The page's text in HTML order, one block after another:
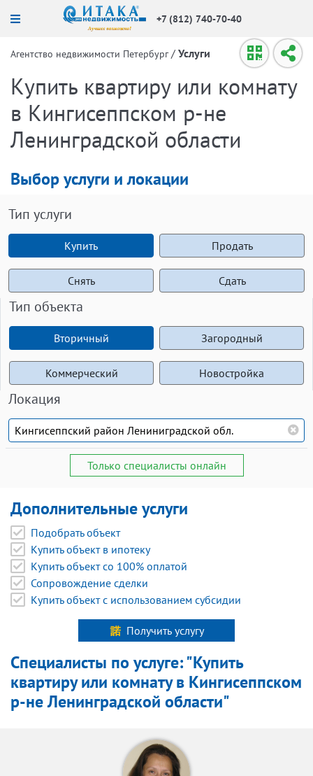
+7 (812) 740-70-40
Агентство недвижимости Петербург / Услуги
Купить квартиру или комнату
в Кингисеппском р-не
Ленинградской области
Выбор услуги и локации
Тип услуги
Купить Продать
Снять Сдать
Тип объекта
Вторичный Загородный
Коммерческий Новостройка
Локация
Только специалисты онлайн
Дополнительные услуги
Подобрать объект
Купить объект в ипотеку
Купить объект со 100% оплатой
Сопровождение сделки
Купить объект с использованием субсидии
Получить услугу
Специалисты по услуге: "Купить
квартиру или комнату в Кингисеппском
р-не Ленинградской области"